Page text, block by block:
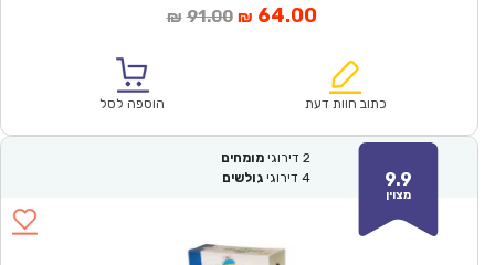
₪ 91.00המחיר
₪91.00.
₪ 64.00המחיר
הוא:
כתוב חוות דעת הוספה לסל
9.9
מצוין
2 דירוגי מומחים
4 דירוגי גולשים